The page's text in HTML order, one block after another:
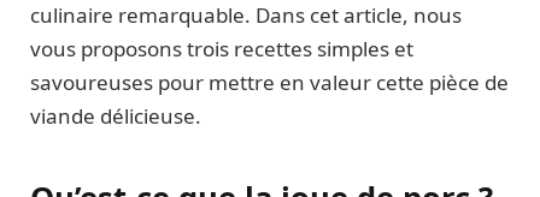
culinaire remarquable. Dans cet article, nous
vous proposons trois recettes simples et
savoureuses pour mettre en valeur cette pièce de
viande délicieuse.